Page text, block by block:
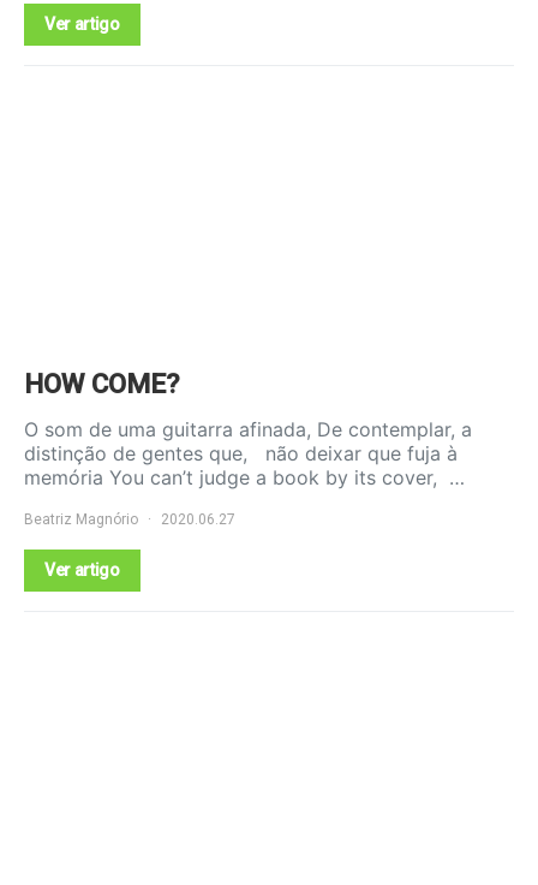
Ver artigo
HOW COME?
O som de uma guitarra afinada, De contemplar, a
distinção de gentes que, não deixar que fuja à
memória You can’t judge a book by its cover, …
Beatriz Magnório 2020.06.27
Ver artigo